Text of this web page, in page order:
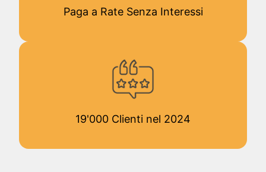
Paga a Rate Senza Interessi
19'000 Clienti nel 2024